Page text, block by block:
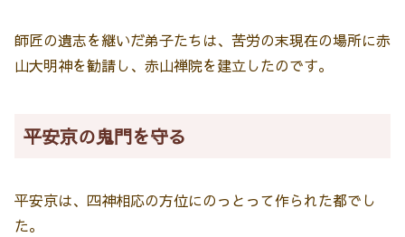
師匠の遺志を継いだ弟子たちは、苦労の末現在の場所に赤
山大明神を勧請し、赤山禅院を建立したのです。
平安京の鬼門を守る
平安京は、四神相応の方位にのっとって作られた都でし
た。